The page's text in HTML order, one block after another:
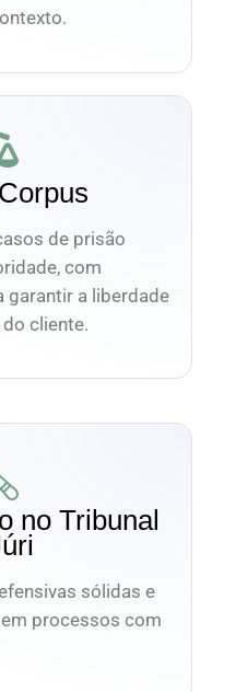
de prisão
com
garantir a liberdade
cliente.
no Tribunal
sólidas e
processos com